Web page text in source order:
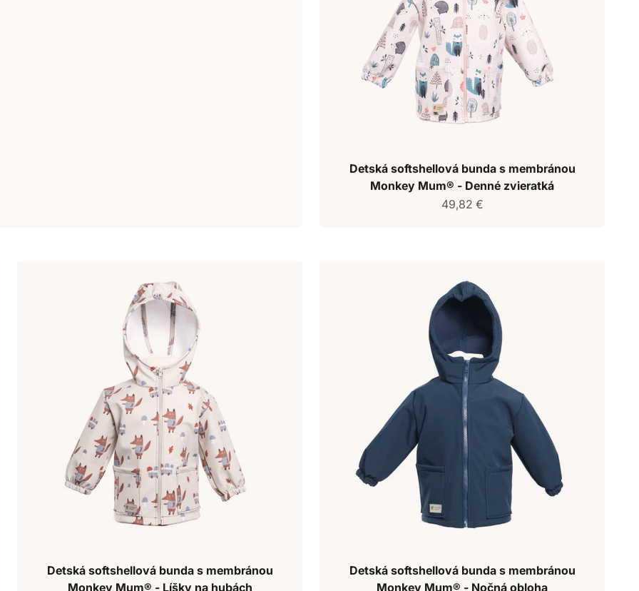
Detská softshellová bunda s membránou
Monkey Mum® - Denné zvieratká
Predajná cena
49,82 €
Detská softshellová bunda s membránou
Monkey Mum® - Líšky na hubách
Detská softshellová bunda s membránou
Monkey Mum® - Nočná obloha